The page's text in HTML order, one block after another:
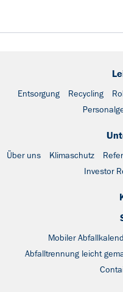
Entsorgung Recycling
Über uns Klimaschutz
Investor
Mobiler
Abfalltrennung leicht